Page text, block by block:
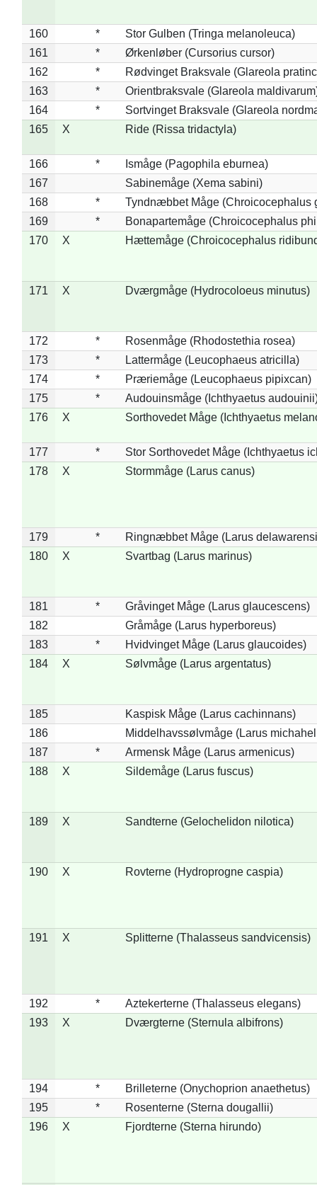
160 *
Stor Gulben (Tringa melanoleuca)
161
*
Ørkenløber (Cursorius cursor)
162
*
Rødvinget Braksvale (Glareola
163
*
Orientbraksvale (Glareola
164
*
Sortvinget Braksvale (Glareola
165
X Ride (Rissa tridactyla)
166 *
Ismåge (Pagophila eburnea)
167
Sabinemåge (Xema sabini)
168
*
Tyndnæbbet Måge (Chroicocephalus
169
*
Bonapartemåge (Chroicocephalus
170
X Hættemåge (Chroicocephalus
171 X Dværgmåge (Hydrocoloeus minutus)
172 *
Rosenmåge (Rhodostethia rosea)
173
*
Lattermåge (Leucophaeus atricilla)
174
*
Præriemåge (Leucophaeus pipixcan)
175
*
Audouinsmåge (Ichthyaetus
176
X Sorthovedet Måge (Ichthyaetus
177 *
Stor Sorthovedet Måge (Ichthyaetus
178
X Stormmåge (Larus canus)
179 *
Ringnæbbet Måge (Larus
180
X Svartbag (Larus marinus)
181 *
Gråvinget Måge (Larus glaucescens)
182
Gråmåge (Larus hyperboreus)
183
*
Hvidvinget Måge (Larus glaucoides)
184
X Sølvmåge (Larus argentatus)
185
Kaspisk Måge (Larus cachinnans)
186
Middelhavssølvmåge (Larus
187
*
Armensk Måge (Larus armenicus)
188
X Sildemåge (Larus fuscus)
189 X Sandterne (Gelochelidon nilotica)
190 X Rovterne (Hydroprogne caspia)
191 X Splitterne (Thalasseus sandvicensis)
192 *
Aztekerterne (Thalasseus elegans)
193
X Dværgterne (Sternula albifrons)
194 *
Brilleterne (Onychoprion anaethetus)
195
*
Rosenterne (Sterna dougallii)
196
X Fjordterne (Sterna hirundo)